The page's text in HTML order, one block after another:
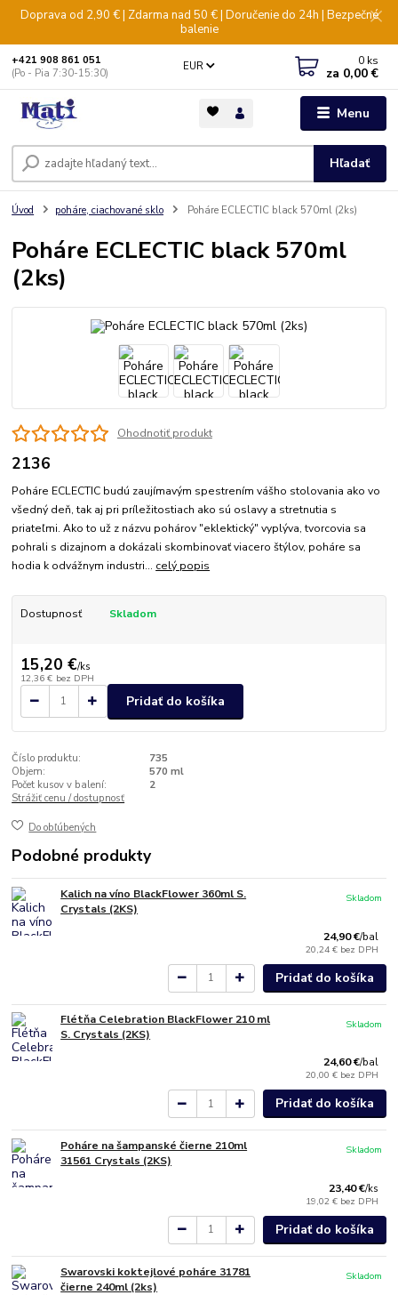
Doprava od 2,90 € | Zdarma nad 50 € | Doručenie do 24h | Bezpečné
balenie
Menu
EUR
Hľadať
+421 908 861 051
(Po - Pia 7:30-15:30)
0 ks
za 0,00 €
Úvod poháre, ciachované sklo Poháre ECLECTIC black 570ml (2ks)
Poháre ECLECTIC black 570ml
(2ks)
Ohodnotiť produkt
2136
Poháre ECLECTIC budú zaujímavým spestrením vášho stolovania ako vo
všedný deň, tak aj pri príležitostiach ako sú oslavy a stretnutia s
priateľmi. Ako to už z názvu pohárov "eklektický" vyplýva, tvorcovia sa
pohrali s dizajnom a dokázali skombinovať viacero štýlov, poháre sa
hodia k odvážnym industri... celý popis
Dostupnosť Skladom
15,20 €/ks
12,36 € bez DPH
Pridať do košíka
Číslo produktu:
735
Objem:
570 ml
Počet kusov v balení:
2
Strážiť cenu / dostupnosť
Do obľúbených
Podobné produkty
Kalich na víno BlackFlower 360ml S.
Crystals (2KS)
24,90 €/bal
20,24 € bez DPH
Skladom
Pridať do košíka
Flétňa Celebration BlackFlower 210 ml
S. Crystals (2KS)
24,60 €/bal
20,00 € bez DPH
Skladom
Pridať do košíka
Poháre na šampanské čierne 210ml
31561 Crystals (2KS)
23,40 €/ks
19,02 € bez DPH
Skladom
Pridať do košíka
Swarovski koktejlové poháre 31781
čierne 240ml (2ks)
Skladom